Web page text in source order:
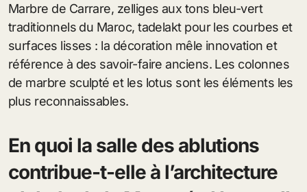
Marbre de Carrare, zelliges aux tons bleu-vert
traditionnels du Maroc, tadelakt pour les courbes et
surfaces lisses : la décoration mêle innovation et
référence à des savoir-faire anciens. Les colonnes
de marbre sculpté et les lotus sont les éléments les
plus reconnaissables.
En quoi la salle des ablutions
contribue-t-elle à l’architecture